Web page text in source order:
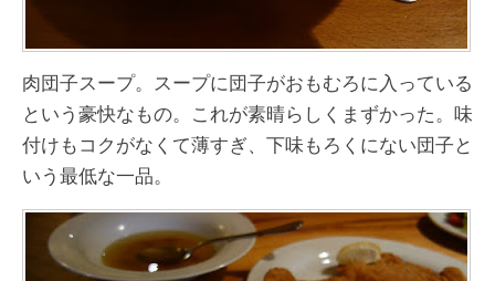
肉団子スープ。スープに団子がおもむろに入っている
という豪快なもの。これが素晴らしくまずかった。味
付けもコクがなくて薄すぎ、下味もろくにない団子と
いう最低な一品。